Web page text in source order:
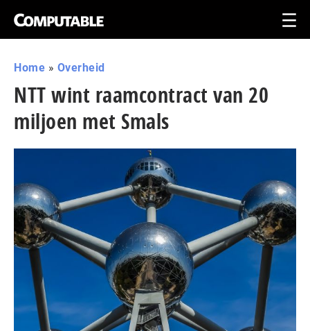
Home » Overheid
NTT wint raamcontract van 20
miljoen met Smals